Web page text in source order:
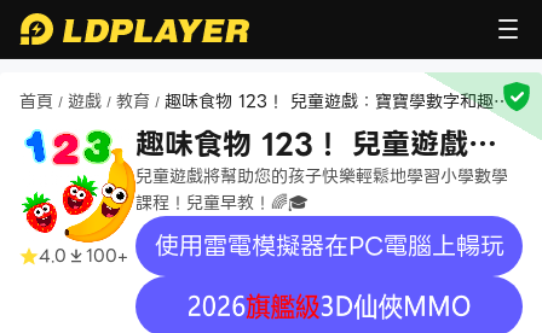
首頁 / 遊戲 / 教育 / 趣味食物 123！ 兒童遊戲：寶寶學數字和趣味
4.0 100+
趣味食物 123！ 兒童遊戲：
寶寶學數字和趣味數學遊戲
兒童遊戲將幫助您的孩子快樂輕鬆地學習小學數學
課程！兒童早教！🌈🎓
使用雷電模擬器在PC電腦上暢玩
recommend